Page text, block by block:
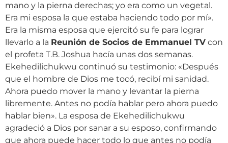
mano y la pierna derechas; yo era como un vegetal.
Era mi esposa la que estaba haciendo todo por mí».
Era la misma esposa que ejercitó su fe para lograr
llevarlo a la Reunión de Socios de Emmanuel TV con
el profeta T.B. Joshua hacía unas dos semanas.
Ekehedilichukwu continuó su testimonio: «Después
que el hombre de Dios me tocó, recibí mi sanidad.
Ahora puedo mover la mano y levantar la pierna
libremente. Antes no podía hablar pero ahora puedo
hablar bien». La esposa de Ekehedilichukwu
agradeció a Dios por sanar a su esposo, confirmando
que ahora puede hacer todo lo que antes no podía